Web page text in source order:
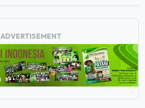
ADVERTISEMENT